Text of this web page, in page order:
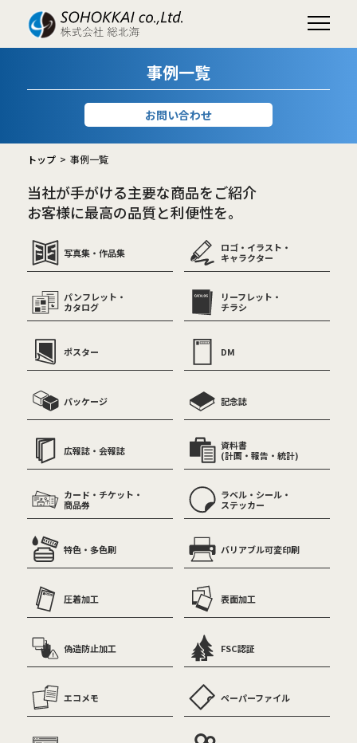
事例一覧
お問い合わせ
トップ 事例一覧
当社が手がける主要な商品をご紹介
お客様に最高の品質と利便性を。
写真集・作品集
ロゴ・イラスト・
キャラクター
パンフレット・
カタログ
リーフレット・
チラシ
ポスター DM
パッケージ 記念誌
広報誌・会報誌
資料書
(計画・報告・統計)
カード・チケット・
商品券
ラベル・シール・
ステッカー
特色・多色刷 バリアブル可変印刷
圧着加工 表面加工
偽造防止加工 FSC認証
エコメモ ペーパーファイル